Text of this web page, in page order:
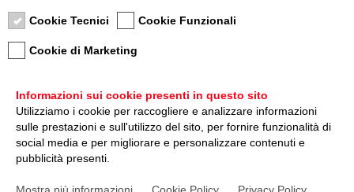
Nota sulla Certificazione
Cookie Tecnici Cookie Funzionali
Cookie di Marketing
Informazioni sui cookie presenti in questo sito
Utilizziamo i cookie per raccogliere e analizzare informazioni
sulle prestazioni e sull'utilizzo del sito, per fornire funzionalità di
social media e per migliorare e personalizzare contenuti e
pubblicità presenti.